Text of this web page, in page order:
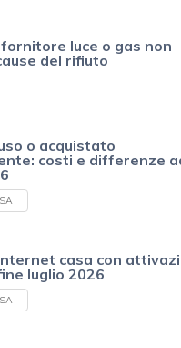
luce o gas non
del rifiuto
o acquistato
costi e differenze
casa con
luglio 2026